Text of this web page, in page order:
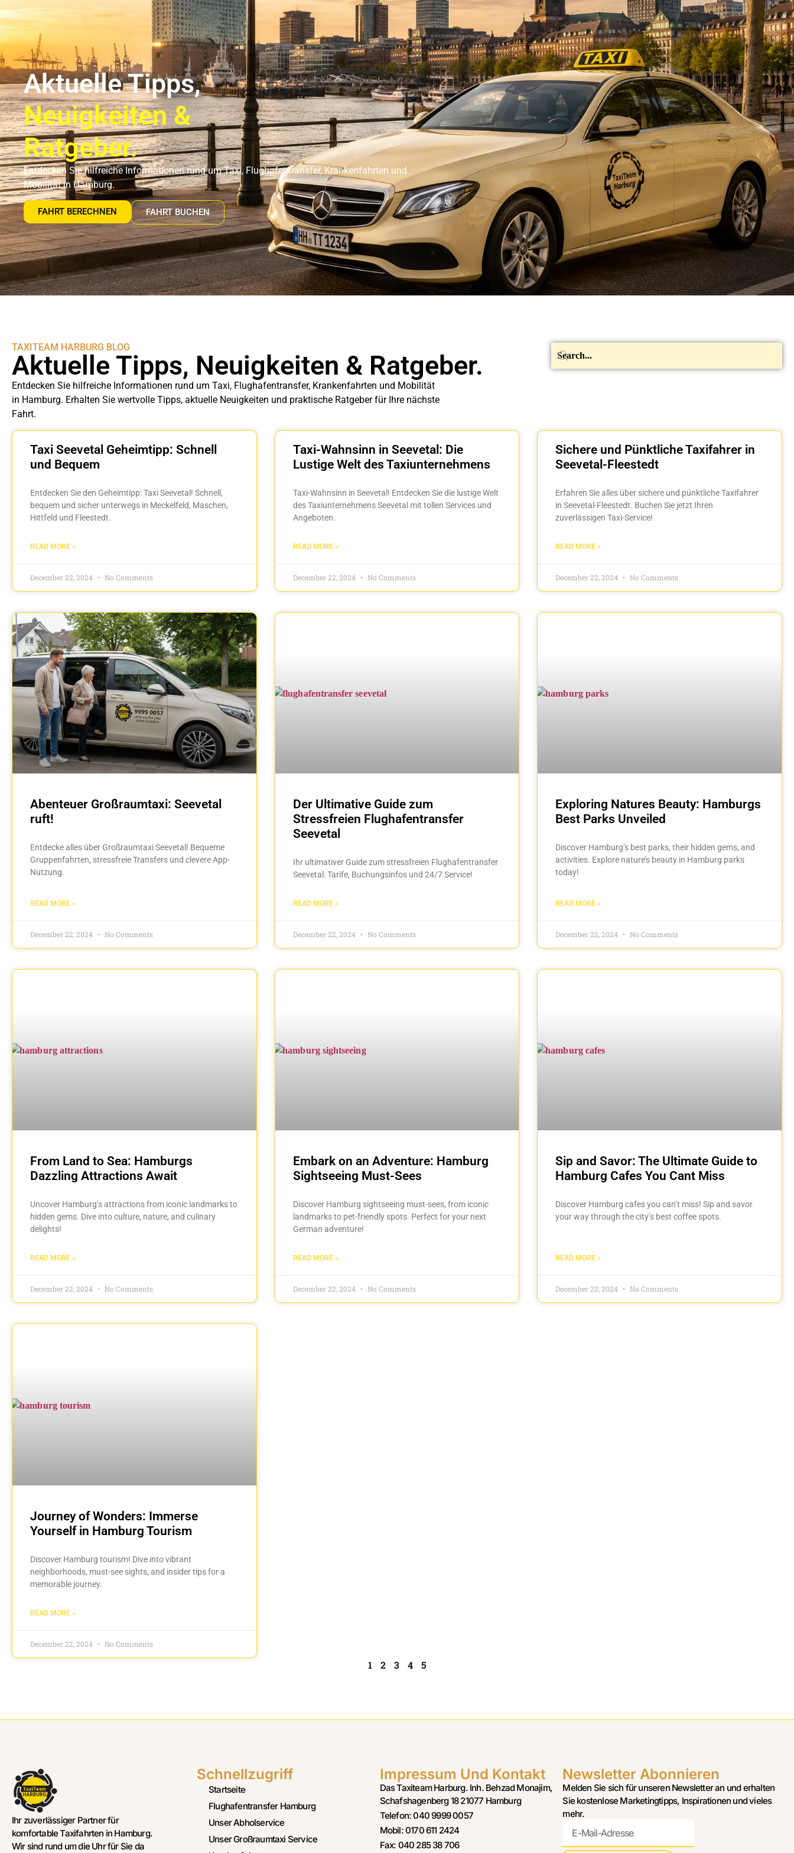
Flughafentransfer Hamburg Unser Abholservice Unser Großraumtaxi Service Krankenfahrten
Blog
Impressum
Mehr
Fahrt
buchen
DE
Aktuelle Tipps,
Neuigkeiten &
Ratgeber.
Entdecken Sie hilfreiche Informationen rund um Taxi, Flughafentransfer, Krankenfahrten und
Mobilität in Hamburg.
FAHRT BERECHNEN FAHRT BUCHEN
TAXITEAM HARBURG BLOG
Aktuelle Tipps, Neuigkeiten & Ratgeber.
Entdecken Sie hilfreiche Informationen rund um Taxi, Flughafentransfer, Krankenfahrten und Mobilität
in Hamburg. Erhalten Sie wertvolle Tipps, aktuelle Neuigkeiten und praktische Ratgeber für Ihre nächste
Fahrt.
Taxi Seevetal Geheimtipp: Schnell
und Bequem
Entdecken Sie den Geheimtipp: Taxi Seevetal! Schnell,
bequem und sicher unterwegs in Meckelfeld, Maschen,
Hittfeld und Fleestedt.
READ MORE »
December 22, 2024 No Comments
Taxi-Wahnsinn in Seevetal: Die
Lustige Welt des Taxiunternehmens
Taxi-Wahnsinn in Seevetal! Entdecken Sie die lustige Welt
des Taxiunternehmens Seevetal mit tollen Services und
Angeboten.
READ MORE »
December 22, 2024 No Comments
Sichere und Pünktliche Taxifahrer in
Seevetal-Fleestedt
Erfahren Sie alles über sichere und pünktliche Taxifahrer
in Seevetal-Fleestedt. Buchen Sie jetzt Ihren
zuverlässigen Taxi-Service!
READ MORE »
December 22, 2024 No Comments
Abenteuer Großraumtaxi: Seevetal
ruft!
Entdecke alles über Großraumtaxi Seevetal! Bequeme
Gruppenfahrten, stressfreie Transfers und clevere App-
Nutzung.
READ MORE »
December 22, 2024 No Comments
Der Ultimative Guide zum
Stressfreien Flughafentransfer
Seevetal
Ihr ultimativer Guide zum stressfreien Flughafentransfer
Seevetal: Tarife, Buchungsinfos und 24/7 Service!
READ MORE »
December 22, 2024 No Comments
Exploring Natures Beauty: Hamburgs
Best Parks Unveiled
Discover Hamburg’s best parks, their hidden gems, and
activities. Explore nature’s beauty in Hamburg parks
today!
READ MORE »
December 22, 2024 No Comments
From Land to Sea: Hamburgs
Dazzling Attractions Await
Uncover Hamburg’s attractions from iconic landmarks to
hidden gems. Dive into culture, nature, and culinary
delights!
READ MORE »
December 22, 2024 No Comments
Embark on an Adventure: Hamburg
Sightseeing Must-Sees
Discover Hamburg sightseeing must-sees, from iconic
landmarks to pet-friendly spots. Perfect for your next
German adventure!
READ MORE »
December 22, 2024 No Comments
Sip and Savor: The Ultimate Guide to
Hamburg Cafes You Cant Miss
Discover Hamburg cafes you can’t miss! Sip and savor
your way through the city’s best coffee spots.
READ MORE »
December 22, 2024 No Comments
Journey of Wonders: Immerse
Yourself in Hamburg Tourism
Discover Hamburg tourism! Dive into vibrant
neighborhoods, must-see sights, and insider tips for a
memorable journey.
READ MORE »
December 22, 2024 No Comments
1 2 3 4 5
Ihr zuverlässiger Partner für
komfortable Taxifahrten in Hamburg.
Wir sind rund um die Uhr für Sie da
Schnellzugriff
Startseite
Flughafentransfer Hamburg
Unser Abholservice
Unser Großraumtaxi Service
Impressum Und Kontakt
Das Taxiteam Harburg. Inh. Behzad Monajim,
Schafshagenberg 18 21077 Hamburg
Telefon: 040 9999 0057
Mobil: 0170 611 2424
Fax: 040 285 38 706
Newsletter Abonnieren
Melden Sie sich für unseren Newsletter an und erhalten
Sie kostenlose Marketingtipps, Inspirationen und vieles
mehr.